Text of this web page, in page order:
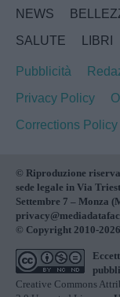
NEWS
SALUTE
LIBRI
Pubblicità
Privacy Policy
Corrections Policy
© Riproduzione
sede legale in Via
Settembre 7 – Monza
© Copyright 2010-2026
Creative Commons